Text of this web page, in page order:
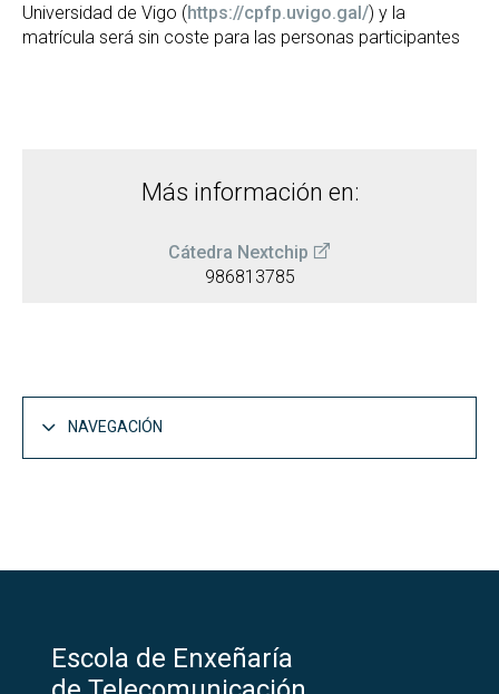
Universidad de Vigo (https://cpfp.uvigo.gal/) y la
matrícula será sin coste para las personas participantes
Más información en:
Cátedra Nextchip
986813785
NAVEGACIÓN
Abrir
Dobles titulaciones
Escola de Enxeñaría